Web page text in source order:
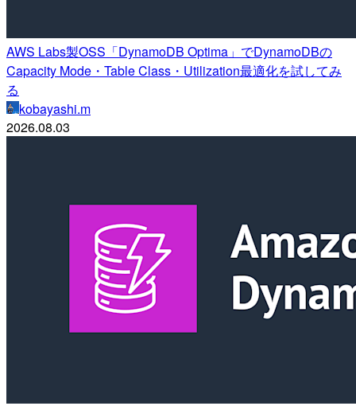
AWS Labs製OSS「DynamoDB Optima」でDynamoDBの
Capacity Mode・Table Class・Utilization最適化を試してみ
る
kobayashi.m
2026.08.03